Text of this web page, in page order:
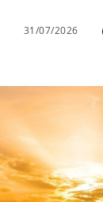
31/07/2026